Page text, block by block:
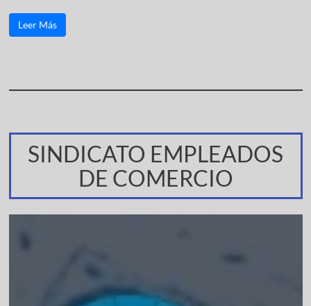
Leer Más
SINDICATO EMPLEADOS
DE COMERCIO